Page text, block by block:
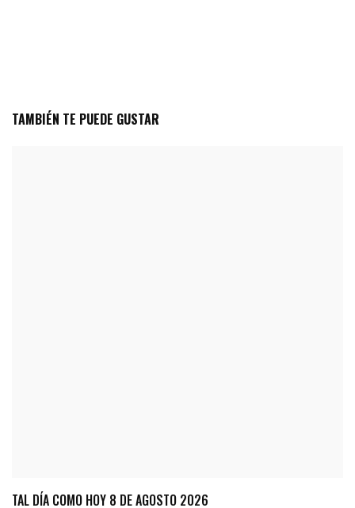
TAMBIÉN TE PUEDE GUSTAR
TAL DÍA COMO HOY 8 DE AGOSTO 2026